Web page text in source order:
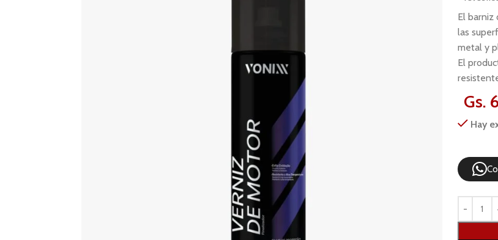
El barniz
las
metal y
El
Gs.
Hay